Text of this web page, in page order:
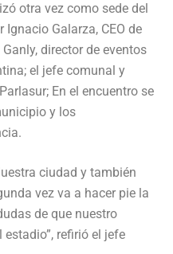
otra vez como sede del
Galarza, CEO de
director de eventos
el jefe comunal y
En el encuentro se
y los
ciudad y también
vez va a hacer pie la
de que nuestro
refirió el jefe